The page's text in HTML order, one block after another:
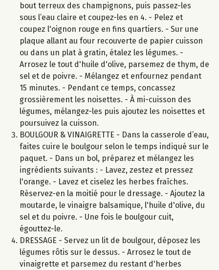
bout terreux des champignons, puis passez-les
sous l’eau claire et coupez-les en 4. - Pelez et
coupez l'oignon rouge en fins quartiers. - Sur une
plaque allant au four recouverte de papier cuisson
ou dans un plat à gratin, étalez les légumes. -
Arrosez le tout d'huile d'olive, parsemez de thym, de
sel et de poivre. - Mélangez et enfournez pendant
15 minutes. - Pendant ce temps, concassez
grossièrement les noisettes. - À mi-cuisson des
légumes, mélangez-les puis ajoutez les noisettes et
poursuivez la cuisson.
BOULGOUR & VINAIGRETTE - Dans la casserole d’eau,
faites cuire le boulgour selon le temps indiqué sur le
paquet. - Dans un bol, préparez et mélangez les
ingrédients suivants : - Lavez, zestez et pressez
l'orange. - Lavez et ciselez les herbes fraîches.
Réservez-en la moitié pour le dressage. - Ajoutez la
moutarde, le vinaigre balsamique, l'huile d'olive, du
sel et du poivre. - Une fois le boulgour cuit,
égouttez-le.
DRESSAGE - Servez un lit de boulgour, déposez les
légumes rôtis sur le dessus. - Arrosez le tout de
vinaigrette et parsemez du restant d'herbes